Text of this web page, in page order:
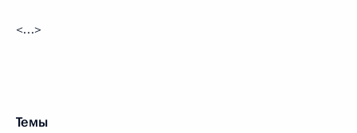
<…>
Темы